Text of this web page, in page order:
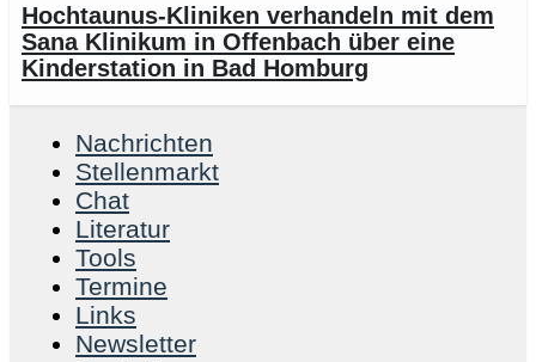
Hochtaunus-Kliniken verhandeln mit dem
Sana Klinikum in Offenbach über eine
Kinderstation in Bad Homburg
Nachrichten
Stellenmarkt
Chat
Literatur
Tools
Termine
Links
Newsletter